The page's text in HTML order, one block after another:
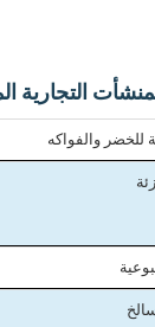
التجارية
للخضر والفواكه